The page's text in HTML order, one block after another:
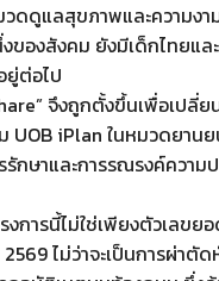
ดดูแลสุขภาพและความง
องสังคม ยังมีเด็กไทยแล
ยู่ต่อไป
จึงถูกตั้งขึ้นเพื่อเปลี่
UOB iPlan ในหมวดยา
รักษาและการรณรงค์ควา
งการนี้ไม่ใช่เพียงตัวเลข
ไม่ว่าจะเป็นการผ่า